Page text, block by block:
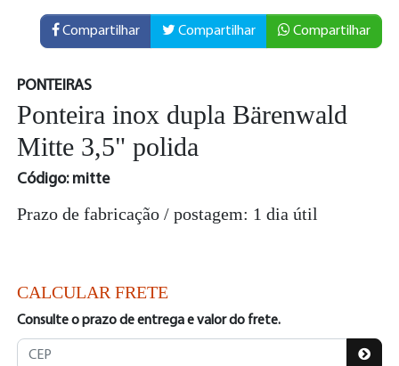
Compartilhar Compartilhar Compartilhar
PONTEIRAS
Ponteira inox dupla Bärenwald
Mitte 3,5" polida
Código: mitte
Prazo de fabricação / postagem: 1 dia útil
CALCULAR FRETE
Consulte o prazo de entrega e valor do frete.